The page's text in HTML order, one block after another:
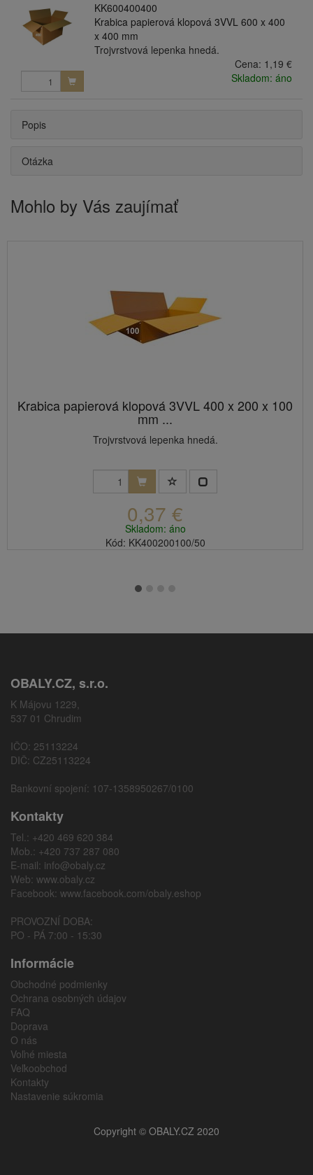
KK600400400
Krabica papierová klopová 3VVL 600 x 400
x 400 mm
Trojvrstvová lepenka hnedá.
Cena: 1,19 €
Skladom: áno
Popis
Otázka
Mohlo by Vás zaujímať
Krabica papierová klopová 3VVL 400 x 200 x 100
mm ...
Trojvrstvová lepenka hnedá.
0,37 €
Skladom: áno
Kód: KK400200100/50
OBALY.CZ, s.r.o.
K Májovu 1229,
537 01 Chrudim
IČO: 25113224
DIČ: CZ25113224
Bankovní spojení: 107-1358950267/0100
Kontakty
Tel.: +420 469 620 384
Mob.: +420 737 287 080
E-mail: info@obaly.cz
Web: www.obaly.cz
Facebook: www.facebook.com/obaly.eshop
PROVOZNÍ DOBA:
PO - PÁ 7:00 - 15:30
Informácie
Obchodné podmienky
Ochrana osobných údajov
FAQ
Doprava
O nás
Voľné miesta
Veľkoobchod
Kontakty
Nastavenie súkromia
Copyright © OBALY.CZ 2020